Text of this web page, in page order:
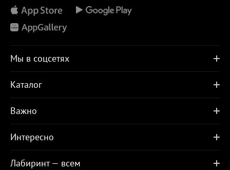
Мы в соцсетях
Каталог
Важно
Интересно
Лабиринт — всем